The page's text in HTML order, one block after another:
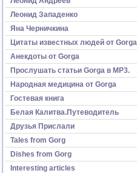
Леонид Западенко
Яна Черничкина
Цитаты известных людей от Gorga
Анекдоты от Gorga
Прослушать статьи Gorga в МР3.
Народная медицина от Gorga
Гостевая книга
Белая Калитва.Путеводитель
Друзья Прислали
Tales from Gorg
Dishes from Gorg
Interesting articles